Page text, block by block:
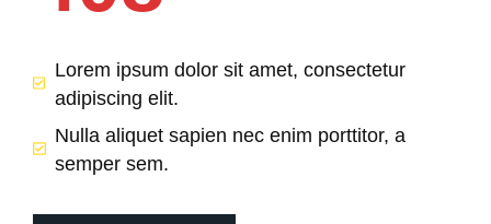
Lorem ipsum dolor sit amet, consectetur
adipiscing elit.
Nulla aliquet sapien nec enim porttitor, a
semper sem.